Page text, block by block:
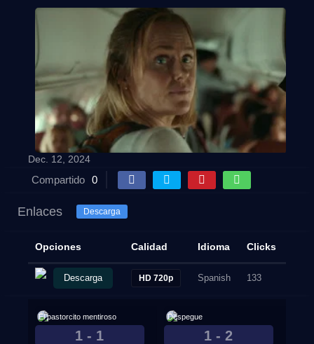
Dec. 12, 2024
Compartido 0
Enlaces Descarga
Opciones Calidad Idioma Clicks
Descarga HD 720p Spanish 133
1 - 1
El pastorcito mentiroso
1 - 2
Despegue